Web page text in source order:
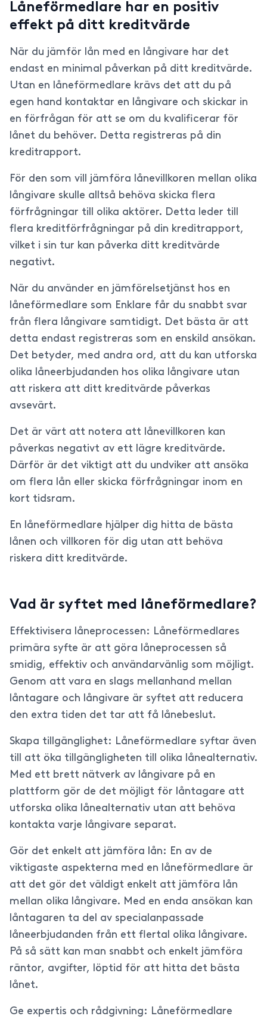
Låneförmedlare har en positiv
effekt på ditt kreditvärde
När du jämför lån med en långivare har det
endast en minimal påverkan på ditt kreditvärde.
Utan en låneförmedlare krävs det att du på
egen hand kontaktar en långivare och skickar in
en förfrågan för att se om du kvalificerar för
lånet du behöver. Detta registreras på din
kreditrapport.
För den som vill jämföra lånevillkoren mellan olika
långivare skulle alltså behöva skicka flera
förfrågningar till olika aktörer. Detta leder till
flera kreditförfrågningar på din kreditrapport,
vilket i sin tur kan påverka ditt kreditvärde
negativt.
När du använder en jämförelsetjänst hos en
låneförmedlare som Enklare får du snabbt svar
från flera långivare samtidigt. Det bästa är att
detta endast registreras som en enskild ansökan.
Det betyder, med andra ord, att du kan utforska
olika låneerbjudanden hos olika långivare utan
att riskera att ditt kreditvärde påverkas
avsevärt.
Det är värt att notera att lånevillkoren kan
påverkas negativt av ett lägre kreditvärde.
Därför är det viktigt att du undviker att ansöka
om flera lån eller skicka förfrågningar inom en
kort tidsram.
En låneförmedlare hjälper dig hitta de bästa
lånen och villkoren för dig utan att behöva
riskera ditt kreditvärde.
Vad är syftet med låneförmedlare?
Effektivisera låneprocessen: Låneförmedlares
primära syfte är att göra låneprocessen så
smidig, effektiv och användarvänlig som möjligt.
Genom att vara en slags mellanhand mellan
låntagare och långivare är syftet att reducera
den extra tiden det tar att få lånebeslut.
Skapa tillgänglighet: Låneförmedlare syftar även
till att öka tillgängligheten till olika lånealternativ.
Med ett brett nätverk av långivare på en
plattform gör de det möjligt för låntagare att
utforska olika lånealternativ utan att behöva
kontakta varje långivare separat.
Gör det enkelt att jämföra lån: En av de
viktigaste aspekterna med en låneförmedlare är
att det gör det väldigt enkelt att jämföra lån
mellan olika långivare. Med en enda ansökan kan
låntagaren ta del av specialanpassade
låneerbjudanden från ett flertal olika långivare.
På så sätt kan man snabbt och enkelt jämföra
räntor, avgifter, löptid för att hitta det bästa
lånet.
Ge expertis och rådgivning: Låneförmedlare